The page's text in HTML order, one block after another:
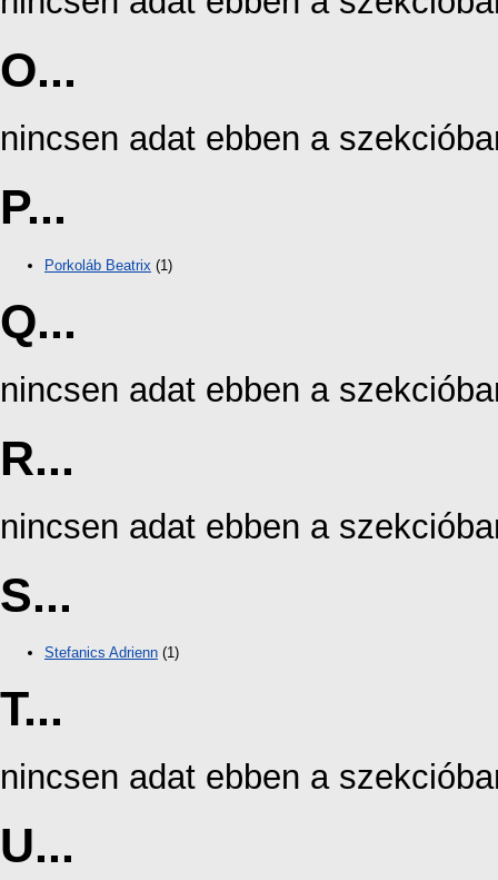
O...
nincsen adat ebben a
P...
Porkoláb Beatrix (1)
Q...
nincsen adat ebben a
R...
nincsen adat ebben a
S...
Stefanics Adrienn (1)
T...
nincsen adat ebben a
U...